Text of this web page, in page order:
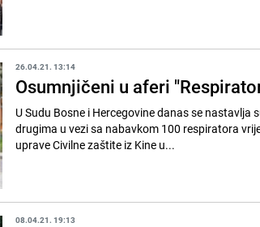
26.04.21. 13:14
Osumnjičeni u aferi
U Sudu Bosne i Hercegovine danas se nastavlja
drugima u vezi sa nabavkom 100 respiratora
uprave Civilne zaštite iz Kine u...
08.04.21. 19:13